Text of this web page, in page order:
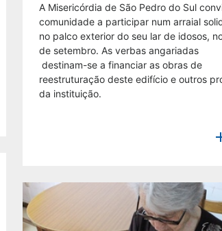
A Misericórdia de São Pedro do Sul
comunidade a participar num arraial
no palco exterior do seu lar de idosos,
de setembro. As verbas angariadas
destinam-se a financiar as obras de
reestruturação deste edifício e outros
da instituição.